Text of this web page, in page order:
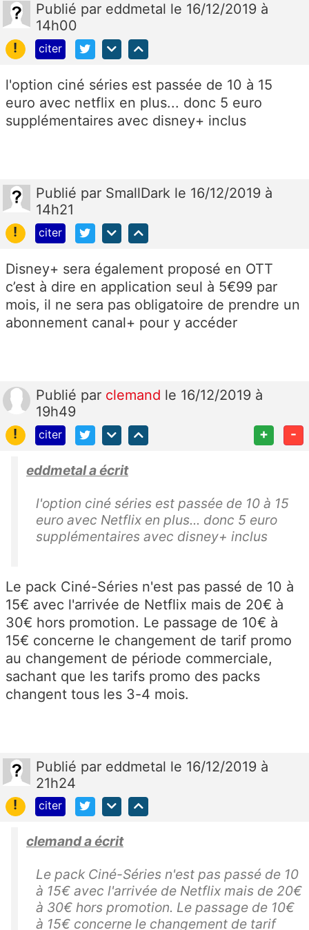
Publié par eddmetal le 16/12/2019 à
14h00
!
citer
l'option ciné séries est passée de 10 à 15
euro avec netflix en plus... donc 5 euro
supplémentaires avec disney+ inclus
Publié par SmallDark le 16/12/2019 à
14h21
!
citer
Disney+ sera également proposé en OTT
c’est à dire en application seul à 5€99 par
mois, il ne sera pas obligatoire de prendre un
abonnement canal+ pour y accéder
Publié par clemand le 16/12/2019 à
19h49
!
citer + -
eddmetal a écrit
l'option ciné séries est passée de 10 à 15
euro avec Netflix en plus... donc 5 euro
supplémentaires avec disney+ inclus
Le pack Ciné-Séries n'est pas passé de 10 à
15€ avec l'arrivée de Netflix mais de 20€ à
30€ hors promotion. Le passage de 10€ à
15€ concerne le changement de tarif promo
au changement de période commerciale,
sachant que les tarifs promo des packs
changent tous les 3-4 mois.
Publié par eddmetal le 16/12/2019 à
21h24
!
citer
clemand a écrit
Le pack Ciné-Séries n'est pas passé de 10
à 15€ avec l'arrivée de Netflix mais de 20€
à 30€ hors promotion. Le passage de 10€
à 15€ concerne le changement de tarif